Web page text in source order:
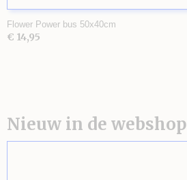
Flower Power bus 50x40cm
€ 14,95
Nieuw in de webshop